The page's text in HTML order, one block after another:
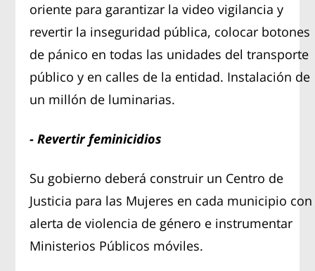
oriente para garantizar la video vigilancia y
revertir la inseguridad pública, colocar botones
de pánico en todas las unidades del transporte
público y en calles de la entidad. Instalación de
un millón de luminarias.
- Revertir feminicidios
Su gobierno deberá construir un Centro de
Justicia para las Mujeres en cada municipio con
alerta de violencia de género e instrumentar
Ministerios Públicos móviles.